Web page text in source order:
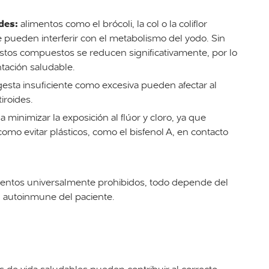
alimentos como el brócoli, la col o la coliflor
interferir con el metabolismo del yodo. Sin
compuestos se reducen significativamente, por lo
saludable.
insuficiente como excesiva pueden afectar al
minimizar la exposición al flúor y cloro, ya que
evitar plásticos, como el bisfenol A, en contacto
universalmente prohibidos, todo depende del
del paciente.